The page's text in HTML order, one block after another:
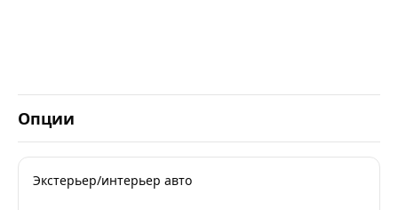
Опции
Экстерьер/интерьер авто